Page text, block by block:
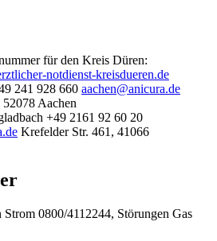
für den Kreis Düren:
notdienst-kreisdueren.de
241 928 660 aachen@anicura.de
Aachen
+49 2161 92 60 20
Krefelder Str. 461, 41066
Strom 0800/4112244, Störungen Gas